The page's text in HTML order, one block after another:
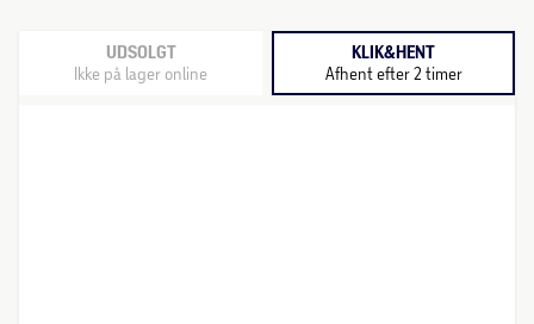
UDSOLGT
Ikke på lager online
KLIK&HENT
Afhent efter 2 timer